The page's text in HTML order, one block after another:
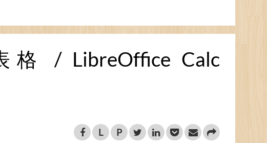
/ LibreOffice Calc
L P